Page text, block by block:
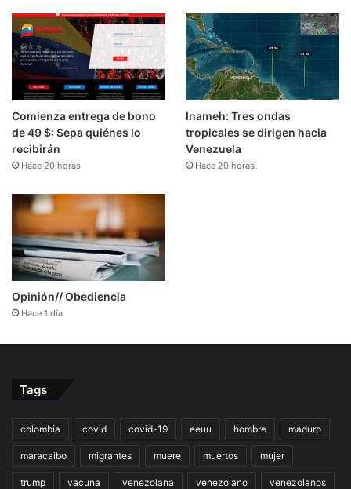
Comienza entrega de bono
de 49 $: Sepa quiénes lo
recibirán
Hace 20 horas
Inameh: Tres ondas
tropicales se dirigen hacia
Venezuela
Hace 20 horas
Opinión// Obediencia
Hace 1 día
Tags
colombia covid covid-19 eeuu hombre maduro
maracaibo migrantes muere muertos mujer
trump vacuna venezolana venezolano venezolanos